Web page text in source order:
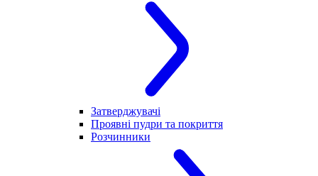
Затверджувачі
Проявні пудри та покриття
Розчинники